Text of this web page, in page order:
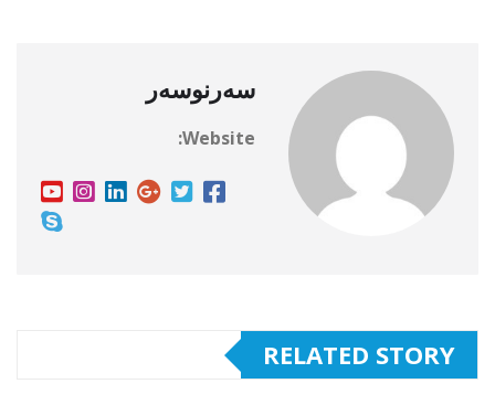
سەرنوسەر
Website:
RELATED STORY